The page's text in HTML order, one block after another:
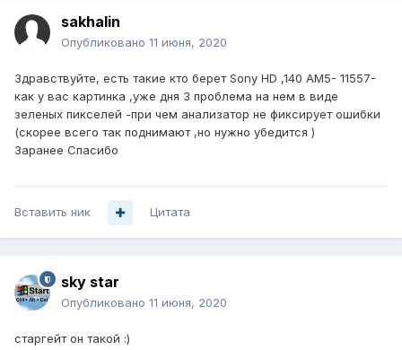
sakhalin
Опубликовано 11 июня, 2020
Здравствуйте, есть такие кто берет Sony HD ,140 АМ5- 11557-
как у вас картинка ,уже дня 3 проблема на нем в виде
зеленых пикселей -при чем анализатор не фиксирует ошибки
(скорее всего так поднимают ,но нужно убедится )
Заранее Спасибо
Вставить ник Цитата
sky star
Опубликовано 11 июня, 2020
старгейт он такой :)